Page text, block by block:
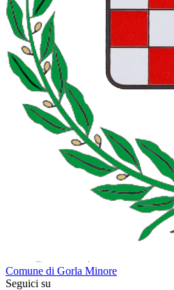
Comune di Gorla Minore
Seguici su